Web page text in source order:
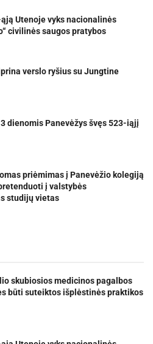
Utenoje vyks nacionalinės
civilinės saugos pratybos
verslo ryšius su Jungtine
dienomis Panevėžys švęs 523-iąjį
priėmimas į Panevėžio kolegiją
į valstybės
studijų vietas
skubiosios medicinos pagalbos
būti suteiktos išplėstinės praktikos